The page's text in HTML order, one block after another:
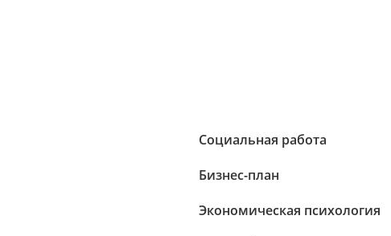
Социальная работа
Бизнес-план
Экономическая психология